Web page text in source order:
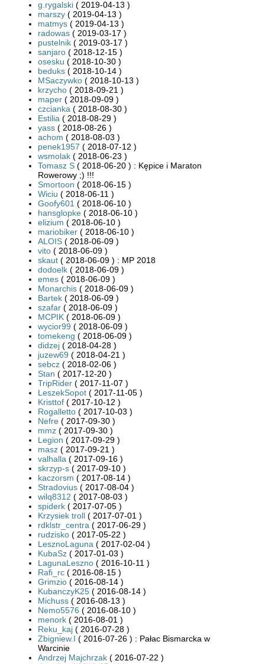
g.rygalski ( 2019-04-13 )
marszy ( 2019-04-13 )
matmys ( 2019-04-13 )
radowas ( 2019-03-17 )
pustelnik ( 2019-03-17 )
sanjaro ( 2018-12-15 )
osesku ( 2018-10-30 )
beduks ( 2018-10-14 )
MSaczywko ( 2018-10-13 )
krzycho ( 2018-09-21 )
maper ( 2018-09-09 )
czcianka ( 2018-08-30 )
Estilia ( 2018-08-29 )
yass ( 2018-08-26 )
achom ( 2018-08-03 )
penek1957 ( 2018-07-12 )
wsmolak ( 2018-06-23 )
Tomasz S ( 2018-06-20 ) : Kępice i Maraton
Rowerowy ;) !!!
Smortoon ( 2018-06-15 )
Wiciu ( 2018-06-11 )
Goofy601 ( 2018-06-10 )
hansglopke ( 2018-06-10 )
elizium ( 2018-06-10 )
mariobiker ( 2018-06-10 )
ALOIS ( 2018-06-09 )
vito ( 2018-06-09 )
skaut ( 2018-06-09 ) : MP 2018
dodoelk ( 2018-06-09 )
emes ( 2018-06-09 )
Monarchis ( 2018-06-09 )
Bartek ( 2018-06-09 )
szafar ( 2018-06-09 )
MCPIK ( 2018-06-09 )
wycior99 ( 2018-06-09 )
tomekeng ( 2018-06-09 )
didzej ( 2018-04-28 )
juzew69 ( 2018-04-21 )
sebcz ( 2018-02-06 )
Stan ( 2017-12-20 )
TripRider ( 2017-11-07 )
LeszekSopot ( 2017-11-05 )
Kristtof ( 2017-10-12 )
Rogalletto ( 2017-10-03 )
Nefre ( 2017-09-30 )
mmz ( 2017-09-30 )
Legion ( 2017-09-29 )
masz ( 2017-09-21 )
valhalla ( 2017-09-16 )
skrzyp-s ( 2017-09-10 )
kaczorsm ( 2017-08-14 )
Stradovius ( 2017-08-04 )
wilq8312 ( 2017-08-03 )
spiderk ( 2017-07-05 )
Krzysiek troll ( 2017-07-01 )
rdklstr_centra ( 2017-06-29 )
rudzisko ( 2017-05-22 )
LesznoLaguna ( 2017-02-04 )
KubaSz ( 2017-01-03 )
LagunaLeszno ( 2016-10-11 )
Rafi_rc ( 2016-08-15 )
Grimzio ( 2016-08-14 )
KubanczyK25 ( 2016-08-14 )
Michuss ( 2016-08-13 )
Nemo5576 ( 2016-08-10 )
menork ( 2016-08-01 )
Reku_kaj ( 2016-07-28 )
Zbigniew.I ( 2016-07-26 ) : Pałac Bismarcka w
Warcinie
Andrzej Majchrzak ( 2016-07-22 )